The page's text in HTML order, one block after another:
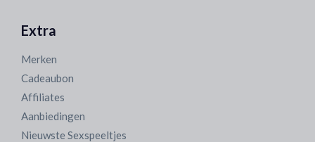
Extra
Merken
Cadeaubon
Affiliates
Aanbiedingen
Nieuwste Sexspeeltjes